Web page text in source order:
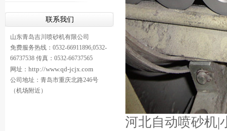
联系我们
山东青岛吉川喷砂机有限公司
免费服务热线：0532-66911896,0532-
66737538 传真：0532-66737565
网址： http://www.qd-jcjx.com
公司地址：青岛市重庆北路246号
（机场附近）
河北自动喷砂机|